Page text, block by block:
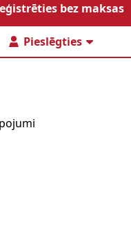
bez maksas
Pieslēgties